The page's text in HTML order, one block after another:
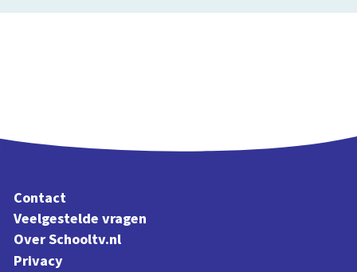
Contact
Veelgestelde vragen
Over Schooltv.nl
Privacy